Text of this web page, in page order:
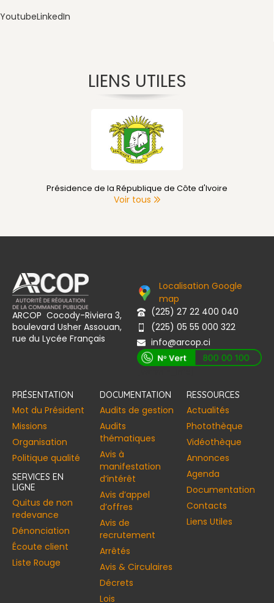
YoutubeLinkedIn
LIENS UTILES
Présidence de la République de Côte d'Ivoire
Voir tous
ARCOP Cocody-Riviera 3,
boulevard Usher Assouan,
rue du Lycée Français
Localisation Google
map
(225) 27 22 400 040
(225) 05 55 000 322
info@arcop.ci
PRÉSENTATION
Mot du Président
Missions
Organisation
Politique qualité
SERVICES EN
LIGNE
Quitus de non
redevance
Dénonciation
Écoute client
Liste Rouge
DOCUMENTATION
Audits de gestion
Audits
thématiques
Avis à
manifestation
d’intérêt
Avis d’appel
d’offres
Avis de
recrutement
Arrêtés
Avis & Circulaires
Décrets
Lois
RESSOURCES
Actualités
Photothèque
Vidéothèque
Annonces​
Agenda
Documentation
Contacts
Liens Utiles